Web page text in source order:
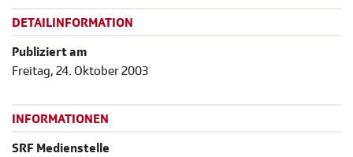
DETAILINFORMATION
Publiziert am
Freitag, 24. Oktober 2003
INFORMATIONEN
SRF Medienstelle